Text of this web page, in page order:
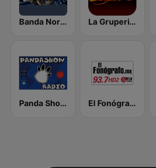
Banda Norteña La Gruperisima
Panda Show Radio El Fonógrafo HD2